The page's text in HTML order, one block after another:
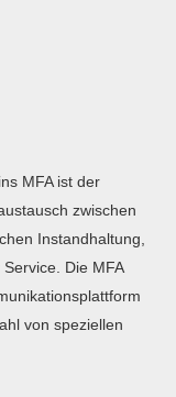
MFA ist der
zwischen
Instandhaltung,
Die MFA
von speziellen